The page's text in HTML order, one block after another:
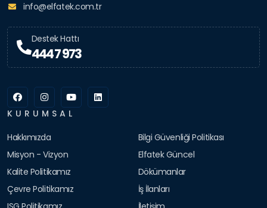
info@elfatek.com.tr
Destek Hattı
444 7 973
KURUMSAL
Hakkımızda
Misyon - Vizyon
Kalite Politikamız
Çevre Politikamız
Bilgi Güvenliği Politikası
Elfatek Güncel
Dökümanlar
İş İlanları